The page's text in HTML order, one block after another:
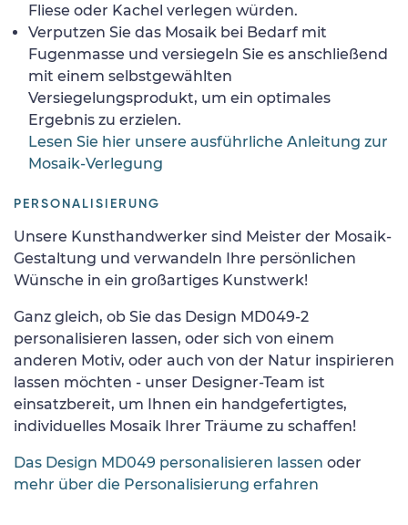
Fliese oder Kachel verlegen würden.
Verputzen Sie das Mosaik bei Bedarf mit
Fugenmasse und versiegeln Sie es anschließend
mit einem selbstgewählten
Versiegelungsprodukt, um ein optimales
Ergebnis zu erzielen.
Lesen Sie hier unsere ausführliche Anleitung zur
Mosaik-Verlegung
PERSONALISIERUNG
Unsere Kunsthandwerker sind Meister der Mosaik-
Gestaltung und verwandeln Ihre persönlichen
Wünsche in ein großartiges Kunstwerk!
Ganz gleich, ob Sie das Design MD049-2
personalisieren lassen, oder sich von einem
anderen Motiv, oder auch von der Natur inspirieren
lassen möchten - unser Designer-Team ist
einsatzbereit, um Ihnen ein handgefertigtes,
individuelles Mosaik Ihrer Träume zu schaffen!
Das Design MD049 personalisieren lassen oder
mehr über die Personalisierung erfahren